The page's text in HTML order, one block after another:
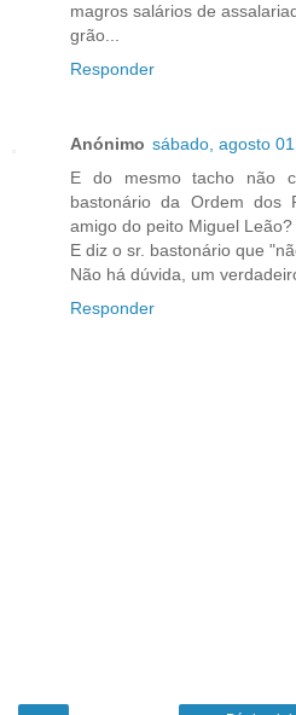
magros salários de
grão...
Responder
Anónimo sábado, agosto
E do mesmo tacho não
bastonário da Ordem dos
amigo do peito Miguel Leão?
E diz o sr. bastonário que
Não há dúvida, um
Responder